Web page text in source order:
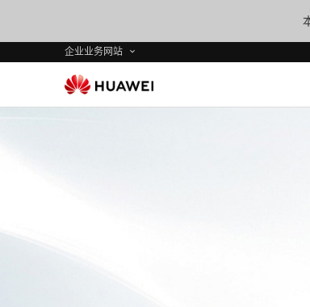
企业业务网站